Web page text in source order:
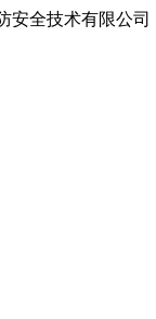
安全技术有限公司